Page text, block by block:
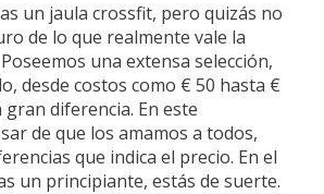
un jaula crossfit, pero quizás no
de lo que realmente vale la
una extensa selección,
desde costos como € 50 hasta €
gran diferencia. En este
de que los amamos a todos,
que indica el precio. En el
un principiante, estás de suerte.